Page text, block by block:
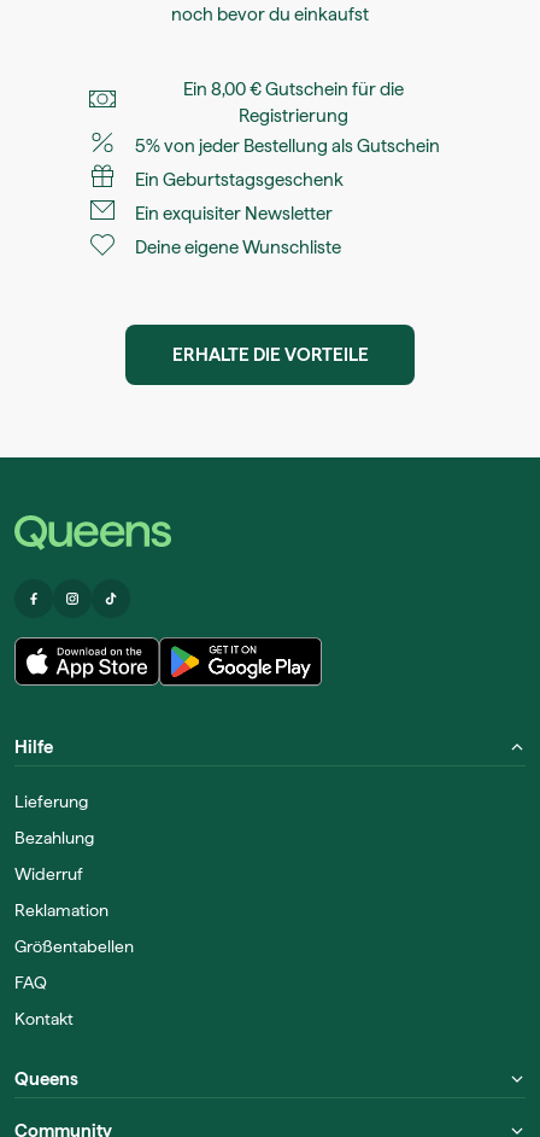
noch bevor du einkaufst
Ein 8,00 € Gutschein für die
Registrierung
5% von jeder Bestellung als Gutschein
Ein Geburtstagsgeschenk
Ein exquisiter Newsletter
Deine eigene Wunschliste
ERHALTE DIE VORTEILE
Hilfe
Lieferung
Bezahlung
Widerruf
Reklamation
Größentabellen
FAQ
Kontakt
Queens
Community